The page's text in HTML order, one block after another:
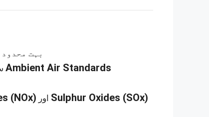
بہت محدود
Ambient Air Standards
(NOx) Sulphur Oxides (SOx)